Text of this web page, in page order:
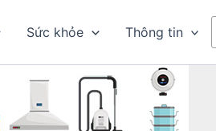
Sức khỏe Thông tin